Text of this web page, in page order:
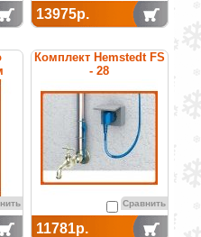
13975р.
Комплект Hemstedt FS
- 28
Сравнить
11781р.